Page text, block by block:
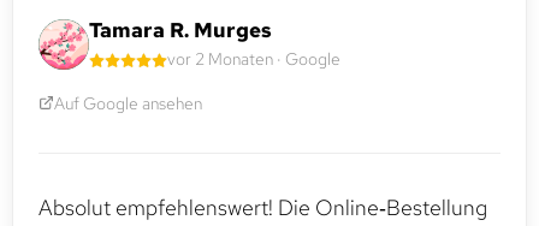
Tamara R. Murges
vor 2 Monaten · Google
Auf Google ansehen
Absolut empfehlenswert! Die Online‑Bestellung